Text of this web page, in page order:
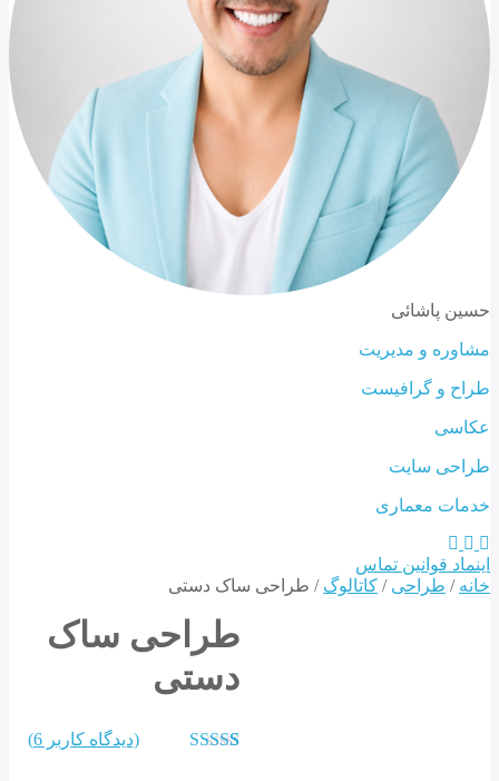
پاشائی
و مدیریت
و گرافیست
سایت
معماری
قوانین تماس
/طراحی /کاتالوگ/ طراحی ساک دستی
طراحی ساک
دستی
(دیدگاه کاربر6
)